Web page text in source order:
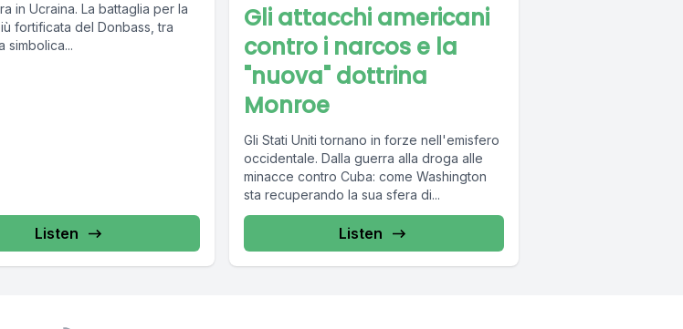
in Ucraina. La battaglia per la
fortificata del Donbass, tra
simbolica...
Listen
Gli attacchi americani
contro i narcos e la
"nuova" dottrina
Monroe
Gli Stati Uniti tornano in forze nell'emisfero
occidentale. Dalla guerra alla droga alle
minacce contro Cuba: come Washington
sta recuperando la sua sfera di...
Listen